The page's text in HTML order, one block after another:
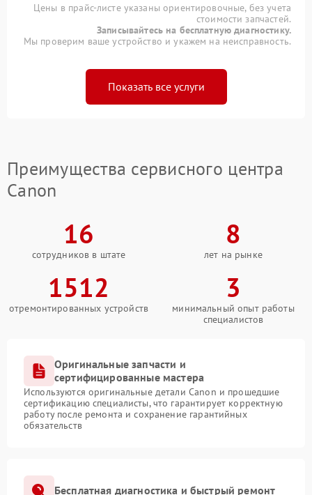
Цены в прайс-листе указаны ориентировочные, без учета
стоимости запчастей.
Записывайтесь на бесплатную диагностику.
Мы проверим ваше устройство и укажем на неисправность.
Показать все услуги
Преимущества сервисного центра
Canon
16
сотрудников в штате
8
лет на рынке
1512
отремонтированных устройств
3
минимальный опыт работы
специалистов
Оригинальные запчасти и
сертифицированные мастера
Используются оригинальные детали Canon и прошедшие
сертификацию специалисты, что гарантирует корректную
работу после ремонта и сохранение гарантийных
обязательств
Бесплатная диагностика и быстрый ремонт